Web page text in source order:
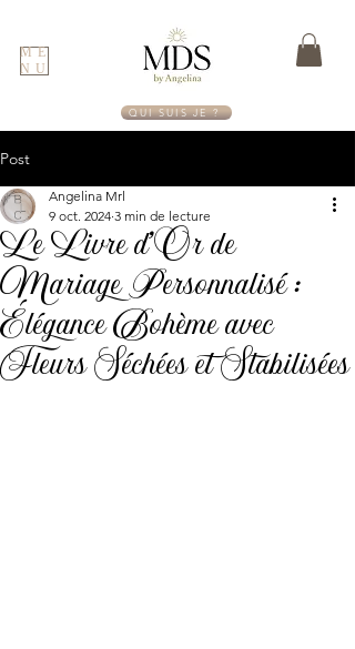
ME
NU
QUI SUIS JE ?
Post
Le Livre d’Or de
Mariage Personnalisé :
Élégance Bohème avec
Fleurs Séchées et Stabilisées
Angelina Mrl
9 oct. 2024 3 min de lecture